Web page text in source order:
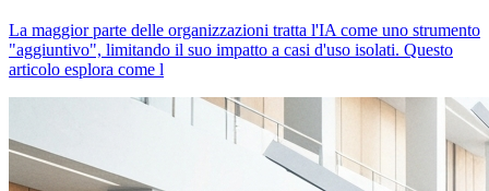
La maggior parte delle organizzazioni tratta l'IA come uno strumento
"aggiuntivo", limitando il suo impatto a casi d'uso isolati. Questo
articolo esplora come l